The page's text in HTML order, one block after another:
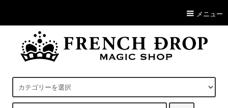
メニュー